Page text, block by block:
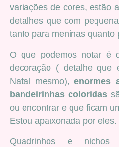
variações de cores, estão
detalhes que com
tanto para meninas quanto
O que podemos notar é
decoração ( detalhe que
Natal mesmo),enormes
bandeirinhas coloridas
ou encontrar e que ficam
Estou apaixonada por eles.
Quadrinhos e